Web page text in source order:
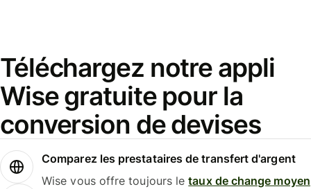
Téléchargez notre appli
Wise gratuite pour la
conversion de devises
Comparez les prestataires de transfert d'argent
Wise vous offre toujours letaux de change moyen